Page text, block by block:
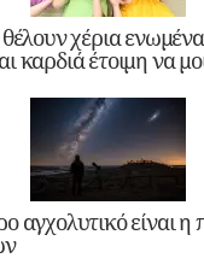
χέρια
καρδιά έτοιμη να
αγχολυτικό είναι